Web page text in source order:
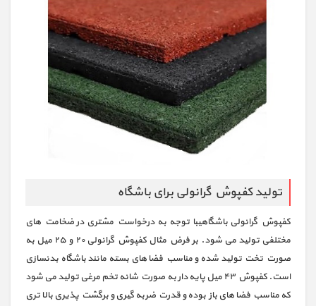
تولید کفپوش گرانولی برای باشگاه
کفپوش گرانولی باشگاهیبا توجه به درخواست مشتری در ضخامت های
مختلفی تولید می شود. بر فرض مثال کفپوش گرانولی ٢٠ و ٢٥ میل به
صورت تخت تولید شده و مناسب فضا های بسته مانند باشگاه بدنسازی
است. کفپوش ٤٣ میل پایه دار به صورت شانه تخم مرغی تولید می شود
که مناسب فضا های باز بوده و قدرت ضربه گیری و برگشت پذیری بالا تری